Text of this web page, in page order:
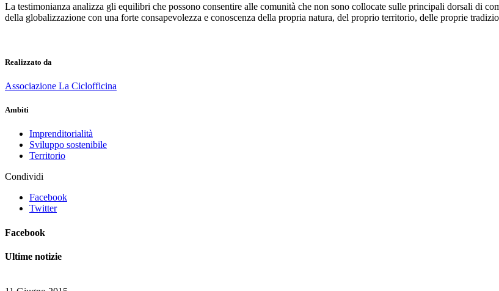
La testimonianza analizza gli equilibri che possono consentire alle comunità che non sono collocate sulle principali dorsali di
della globalizzazione con una forte consapevolezza e conoscenza della propria natura, del proprio territorio, delle proprie
Realizzato da
Associazione La Ciclofficina
Ambiti
Imprenditorialità
Sviluppo sostenibile
Territorio
Condividi
Facebook
Twitter
Facebook
Ultime notizie